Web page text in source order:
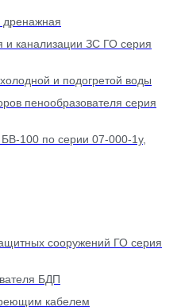
дренажная
и канализации ЗС ГО серия
и подогретой воды
пенообразователя серия
100 по серии 07-000-1у,
сооружений ГО серия
БДП
кабелем